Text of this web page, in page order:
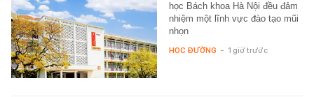
học Bách khoa Hà Nội đều đảm
nhiệm một lĩnh vực đào tạo mũi
nhọn
HỌC ĐƯỜNG - 1 giờ trước